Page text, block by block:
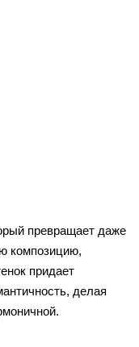
превращает даже
композицию,
придает
делая